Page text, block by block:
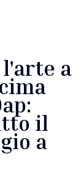
a
il
a